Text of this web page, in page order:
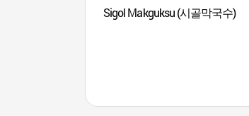
Sigol Makguksu (시골막국수)